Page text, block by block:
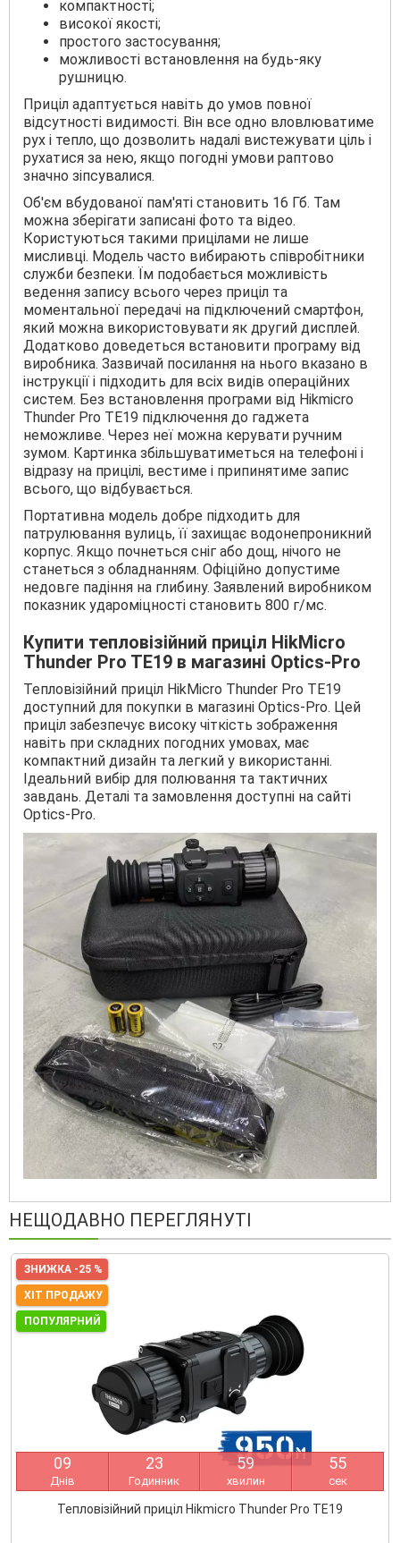
компактності;
високої якості;
простого застосування;
можливості встановлення на будь-яку
рушницю.
Приціл адаптується навіть до умов повної
відсутності видимості. Він все одно вловлюватиме
рух і тепло, що дозволить надалі вистежувати ціль і
рухатися за нею, якщо погодні умови раптово
значно зіпсувалися.
Об'єм вбудованої пам'яті становить 16 Гб. Там
можна зберігати записані фото та відео.
Користуються такими прицілами не лише
мисливці. Модель часто вибирають співробітники
служби безпеки. Їм подобається можливість
ведення запису всього через приціл та
моментальної передачі на підключений смартфон,
який можна використовувати як другий дисплей.
Додатково доведеться встановити програму від
виробника. Зазвичай посилання на нього вказано в
інструкції і підходить для всіх видів операційних
систем. Без встановлення програми від Hikmicro
Thunder Pro TE19 підключення до гаджета
неможливе. Через неї можна керувати ручним
зумом. Картинка збільшуватиметься на телефоні і
відразу на прицілі, вестиме і припинятиме запис
всього, що відбувається.
Портативна модель добре підходить для
патрулювання вулиць, її захищає водонепроникний
корпус. Якщо почнеться сніг або дощ, нічого не
станеться з обладнанням. Офіційно допустиме
недовге падіння на глибину. Заявлений виробником
показник удароміцності становить 800 г/мс.
Купити тепловізійний приціл HikMicro
Thunder Pro TE19 в магазині Optics-Pro
Тепловізійний приціл HikMicro Thunder Pro TE19
доступний для покупки в магазині Optics-Pro. Цей
приціл забезпечує високу чіткість зображення
навіть при складних погодних умовах, має
компактний дизайн та легкий у використанні.
Ідеальний вибір для полювання та тактичних
завдань. Деталі та замовлення доступні на сайті
Optics-Pro.
НЕЩОДАВНО ПЕРЕГЛЯНУТІ
ЗНИЖКА -25 %
ХІТ ПРОДАЖУ
ПОПУЛЯРНИЙ
09
Днів
23
Годинник
59
хвилин
55
сек
Тепловізійний приціл Hikmicro Thunder Pro TE19